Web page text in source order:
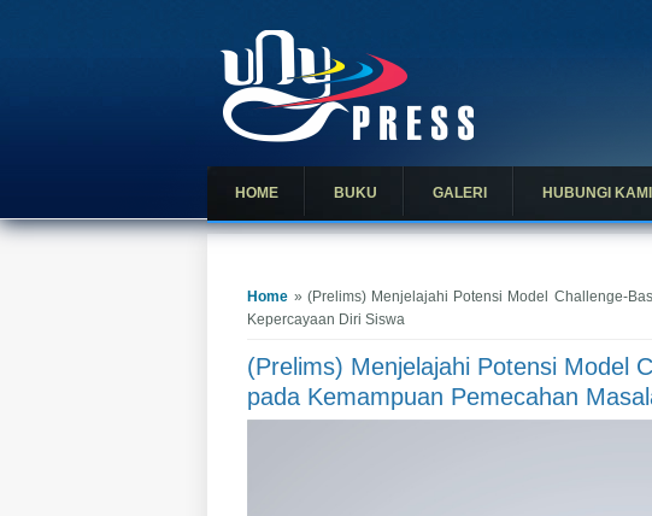
HOME BUKU GALERI HUBUNGI KAMI
Home » (Prelims) Menjelajahi Potensi Model Challenge-
Kepercayaan Diri Siswa
(Prelims) Menjelajahi Potensi Model
pada Kemampuan Pemecahan